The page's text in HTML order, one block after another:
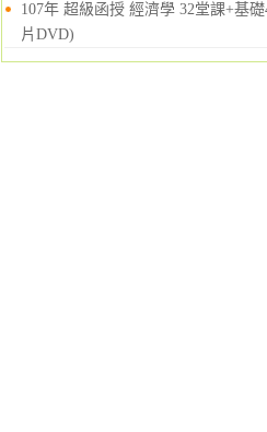
107年 超級函授 經濟學 32堂課+基
片DVD)